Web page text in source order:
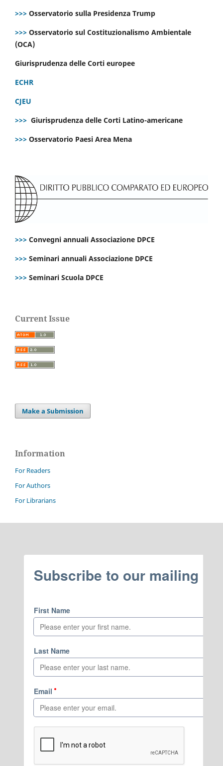
>>> Osservatorio sulla Presidenza Trump
>>> Osservatorio sul Costituzionalismo Ambientale
(OCA)
Giurisprudenza delle Corti europee
ECHR
CJEU
>>> Giurisprudenza delle Corti Latino-americane
>>> Osservatorio Paesi Area Mena
>>> Convegni annuali Associazione DPCE
>>> Seminari annuali Associazione DPCE
>>> Seminari Scuola DPCE
Current Issue
Make a Submission
Information
For Readers
For Authors
For Librarians